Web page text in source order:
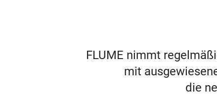
FLUME nimmt
mit
die